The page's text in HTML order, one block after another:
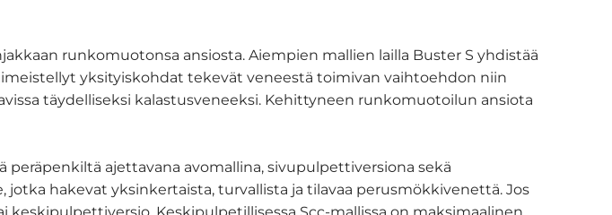
runkomuotonsa ansiosta. Aiempien mallien lailla Buster S yhdistää
yksityiskohdat tekevät veneestä toimivan vaihtoehdon niin
täydelliseksi kalastusveneeksi. Kehittyneen runkomuotoilun ansiota
peräpenkiltä ajettavana avomallina, sivupulpettiversiona sekä
hakevat yksinkertaista, turvallista ja tilavaa perusmökkivenettä. Jos